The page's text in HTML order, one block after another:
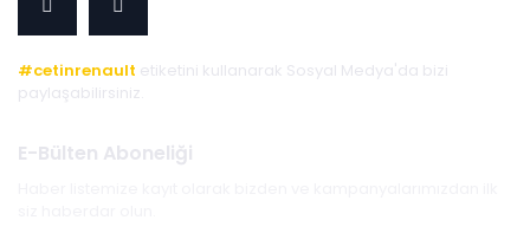
#cetinrenault etiketini kullanarak Sosyal Medya'da bizi
paylaşabilirsiniz.
E-Bülten Aboneliği